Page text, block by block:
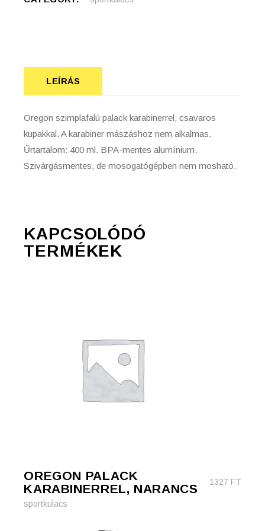
LEÍRÁS
Oregon szimplafalú palack karabinerrel, csavaros
kupakkal. A karabiner mászáshoz nem alkalmas.
Űrtartalom: 400 ml. BPA-mentes alumínium.
Szivárgásmentes, de mosogatógépben nem mosható.
KAPCSOLÓDÓ
TERMÉKEK
OREGON PALACK
KARABINERREL, NARANCS
1327 FT
sportkulacs